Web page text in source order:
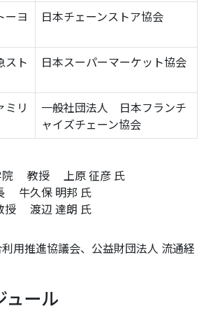
ーヨ
日本チェーンストア協会
スト
日本スーパーマーケット協会
ミリ
一般社団法人 日本フランチ
ャイズチェーン協会
院 教授 上原 征彦 氏
学長 牛久保 明邦 氏
授 渡辺 達朗 氏
用推進協議会、公益財団法人 流通経
ュール